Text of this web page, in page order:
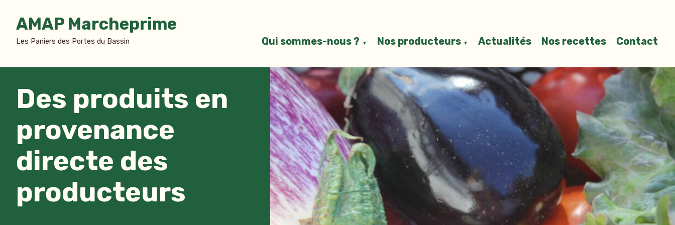
contenu
AMAP Marcheprime
Les Paniers des Portes du Bassin Qui sommes-nous ? Nos producteurs Actualités Nos recettes Contact
Des produits en
provenance
directe des
producteurs